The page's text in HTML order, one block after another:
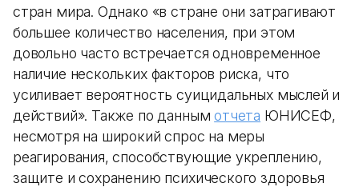
стран мира. Однако «в стране они затрагивают
большее количество населения, при этом
довольно часто встречается одновременное
наличие нескольких факторов риска, что
усиливает вероятность суицидальных мыслей и
действий». Также по даннымотчета ЮНИСЕФ,
несмотря на широкий спрос на меры
реагирования, способствующие укреплению,
защите и сохранению психического здоровья